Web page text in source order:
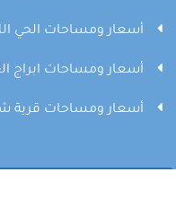
أسعار ومساحات الحي
أسعار ومساحات ابراج
أسعار ومساحات قرية